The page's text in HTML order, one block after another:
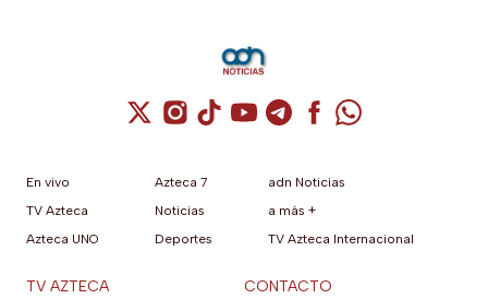
Cuenta de X / Twitter (se abre en una
Cuenta de Instagram (se abre en una
Cuenta de TikTok (se abre en
Cuenta de YouTube (se abre
Cuenta de Telegram (se
Cuenta de
Cuenta de
En vivo
TV Azteca
Azteca UNO
Azteca 7
Noticias
Deportes
adn Noticias
a más +
TV Azteca Internacional
TV AZTECA CONTACTO